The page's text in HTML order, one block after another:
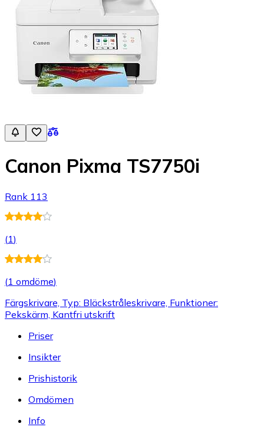
Canon Pixma TS7750i
Rank 113
(1)
(1 omdöme)
Färgskrivare, Typ: Bläckstråleskrivare, Funktioner:
Pekskärm, Kantfri utskrift
Priser
Insikter
Prishistorik
Omdömen
Info